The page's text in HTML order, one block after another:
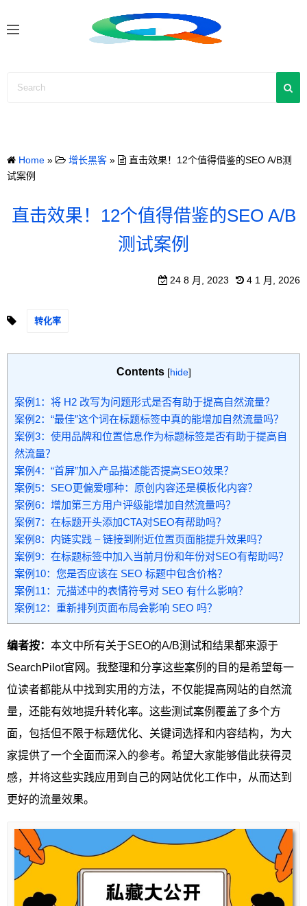
Home » 增长黑客 »
直击效果！12个值得借鉴的SEO A/B测
试案例
直击效果！12个值得借鉴的SEO A/B
测试案例
24 8 月, 2023 4 1 月, 2026
转化率
Contents [hide]
案例1：将 H2 改写为问题形式是否有助于提高自然流量？
案例2：“最佳”这个词在标题标签中真的能增加自然流量吗？
案例3：使用品牌和位置信息作为标题标签是否有助于提高自
然流量？
案例4：“首屏”加入产品描述能否提高SEO效果？
案例5：SEO更偏爱哪种：原创内容还是模板化内容？
案例6：增加第三方用户评级能增加自然流量吗？
案例7：在标题开头添加CTA对SEO有帮助吗？
案例8：内链实践 – 链接到附近位置页面能提升效果吗？
案例9：在标题标签中加入当前月份和年份对SEO有帮助吗？
案例10：您是否应该在 SEO 标题中包含价格？
案例11：元描述中的表情符号对 SEO 有什么影响？
案例12：重新排列页面布局会影响 SEO 吗？
编者按： 本文中所有关于SEO的A/B测试和结果都来源于
SearchPilot官网。我整理和分享这些案例的目的是希望每一
位读者都能从中找到实用的方法，不仅能提高网站的自然流
量，还能有效地提升转化率。这些测试案例覆盖了多个方
面，包括但不限于标题优化、关键词选择和内容结构，为大
家提供了一个全面而深入的参考。希望大家能够借此获得灵
感，并将这些实践应用到自己的网站优化工作中，从而达到
更好的流量效果。